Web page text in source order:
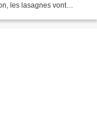
les lasagnes vont